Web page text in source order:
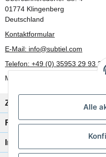
Alle
01774 Klingenberg
Deutschland
Kontaktformular
E-Mail: info@subtiel.com
Telefon: +49 (0) 35953 29 93 30
Mo-Fr: 8:00 Uhr - 17:00 Uhr
Zahlung/Versand
Rechtliches
Informationen